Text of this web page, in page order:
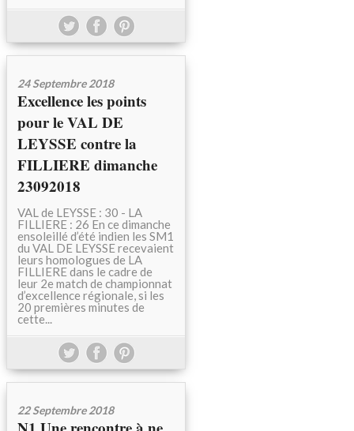
24 Septembre 2018
Excellence les points
pour le VAL DE
LEYSSE contre la
FILLIERE dimanche
23092018
VAL de LEYSSE : 30 - LA
FILLIERE : 26 En ce dimanche
ensoleillé d’été indien les SM1
du VAL DE LEYSSE recevaient
leurs homologues de LA
FILLIERE dans le cadre de
leur 2e match de championnat
d’excellence régionale, si les
20 premières minutes de
cette...
22 Septembre 2018